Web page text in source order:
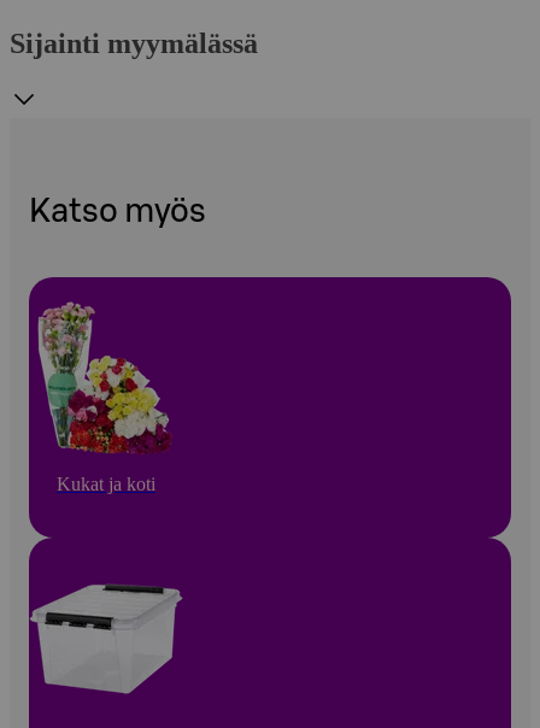
Sijainti myymälässä
Katso myös
Kukat ja koti